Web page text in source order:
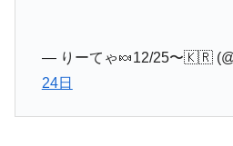
— りーてゃ🍬12/25〜🇰🇷
24日